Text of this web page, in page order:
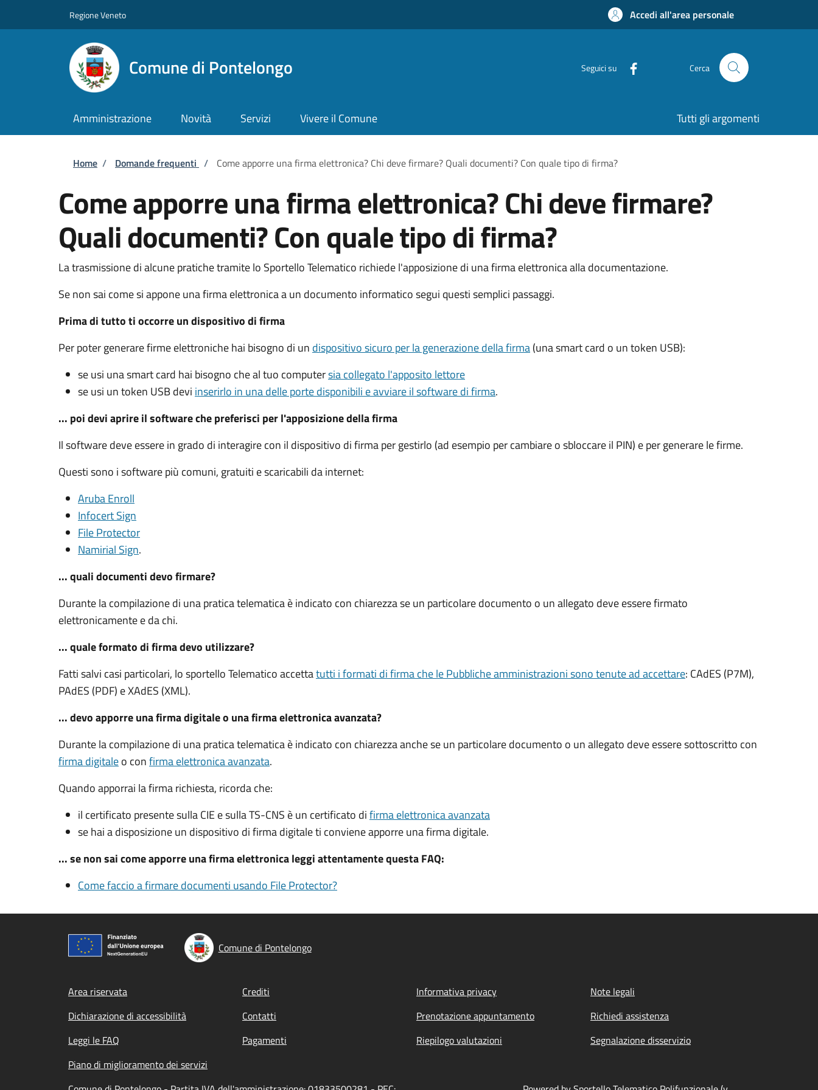
Regione Veneto Accedi all'area personale
Comune di Pontelongo Seguici su Cerca
Amministrazione Novità Servizi Vivere il Comune Tutti gli argomenti
Briciole di pane
Home / Domande frequenti / Come apporre una firma elettronica? Chi deve firmare? Quali documenti? Con quale tipo di firma?
Come apporre una firma elettronica? Chi deve firmare?
Quali documenti? Con quale tipo di firma?
La trasmissione di alcune pratiche tramite lo Sportello Telematico richiede l'apposizione di una firma elettronica alla documentazione.
Se non sai come si appone una firma elettronica a un documento informatico segui questi semplici passaggi.
Prima di tutto ti occorre un dispositivo di firma
Per poter generare firme elettroniche hai bisogno di un dispositivo sicuro per la generazione della firma(una smart card o un token USB):
se usi una smart card hai bisogno che al tuo computersia collegato l'apposito lettore
se usi un token USB devi inserirlo in una delle porte disponibili e avviare il software di firma.
... poi devi aprire il software che preferisci per l'apposizione della firma
Il software deve essere in grado di interagire con il dispositivo di firma per gestirlo (ad esempio per cambiare o sbloccare il PIN) e per generare le firme.
Questi sono i software più comuni, gratuiti e scaricabili da internet:
Aruba Enroll
Infocert Sign
File Protector
Namirial Sign.
... quali documenti devo firmare?
Durante la compilazione di una pratica telematica è indicato con chiarezza se un particolare documento o un allegato deve essere firmato
elettronicamente e da chi.
... quale formato di firma devo utilizzare?
Fatti salvi casi particolari, lo sportello Telematico accettatutti i formati di firma che le Pubbliche amministrazioni sono tenute ad accettare: CAdES (P7M),
PAdES (PDF) e XAdES (XML).
... devo apporre una firma digitale o una firma elettronica avanzata?
Durante la compilazione di una pratica telematica è indicato con chiarezza anche se un particolare documento o un allegato deve essere sottoscritto con
firma digitaleo confirma elettronica avanzata.
Quando apporrai la firma richiesta, ricorda che:
il certificato presente sulla CIE e sulla TS-CNS è un certificato difirma elettronica avanzata
se hai a disposizione un dispositivo di firma digitale ti conviene apporre una firma digitale.
... se non sai come apporre una firma elettronica leggi attentamente questa FAQ:
Come faccio a firmare documenti usando File Protector?
Comune di Pontelongo
Footer menu
Area riservata Crediti Informativa privacy
Note legali
Dichiarazione di accessibilità
Contatti Prenotazione appuntamento
Richiedi assistenza
Leggi le FAQ
Pagamenti Riepilogo valutazioni
Segnalazione disservizio
Piano di miglioramento dei servizi